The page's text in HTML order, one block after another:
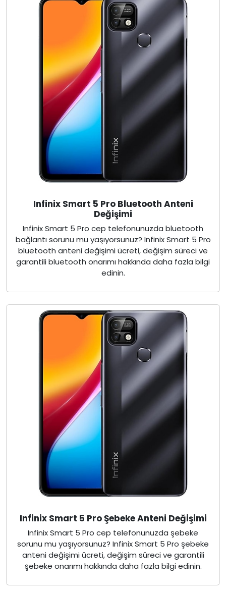
Infinix Smart 5 Pro Bluetooth Anteni
Değişimi
Infinix Smart 5 Pro cep telefonunuzda bluetooth
bağlantı sorunu mu yaşıyorsunuz? Infinix Smart 5 Pro
bluetooth anteni değişimi ücreti, değişim süreci ve
garantili bluetooth onarımı hakkında daha fazla bilgi
edinin.
Infinix Smart 5 Pro Şebeke Anteni Değişimi
Infinix Smart 5 Pro cep telefonunuzda şebeke
sorunu mu yaşıyorsunuz? Infinix Smart 5 Pro şebeke
anteni değişimi ücreti, değişim süreci ve garantili
şebeke onarımı hakkında daha fazla bilgi edinin.